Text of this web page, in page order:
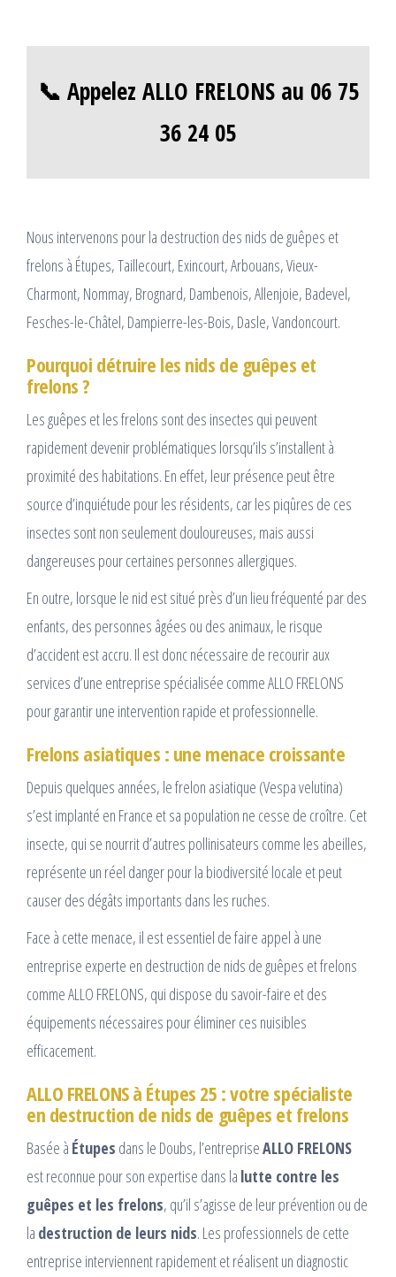
📞 Appelez ALLO FRELONS au 06 75
36 24 05
Nous intervenons pour la destruction des nids de guêpes et
frelons à Étupes, Taillecourt, Exincourt, Arbouans, Vieux-
Charmont, Nommay, Brognard, Dambenois, Allenjoie, Badevel,
Fesches-le-Châtel, Dampierre-les-Bois, Dasle, Vandoncourt.
Pourquoi détruire les nids de guêpes et
frelons ?
Les guêpes et les frelons sont des insectes qui peuvent
rapidement devenir problématiques lorsqu’ils s’installent à
proximité des habitations. En effet, leur présence peut être
source d’inquiétude pour les résidents, car les piqûres de ces
insectes sont non seulement douloureuses, mais aussi
dangereuses pour certaines personnes allergiques.
En outre, lorsque le nid est situé près d’un lieu fréquenté par des
enfants, des personnes âgées ou des animaux, le risque
d’accident est accru. Il est donc nécessaire de recourir aux
services d’une entreprise spécialisée comme ALLO FRELONS
pour garantir une intervention rapide et professionnelle.
Frelons asiatiques : une menace croissante
Depuis quelques années, le frelon asiatique (Vespa velutina)
s’est implanté en France et sa population ne cesse de croître. Cet
insecte, qui se nourrit d’autres pollinisateurs comme les abeilles,
représente un réel danger pour la biodiversité locale et peut
causer des dégâts importants dans les ruches.
Face à cette menace, il est essentiel de faire appel à une
entreprise experte en destruction de nids de guêpes et frelons
comme ALLO FRELONS, qui dispose du savoir-faire et des
équipements nécessaires pour éliminer ces nuisibles
efficacement.
ALLO FRELONS à Étupes 25 : votre spécialiste
en destruction de nids de guêpes et frelons
Basée à Étupes dans le Doubs, l’entrepriseALLO FRELONS
est reconnue pour son expertise dans la lutte contre les
guêpes et les frelons, qu’il s’agisse de leur prévention ou de
la destruction de leurs nids. Les professionnels de cette
entreprise interviennent rapidement et réalisent un diagnostic